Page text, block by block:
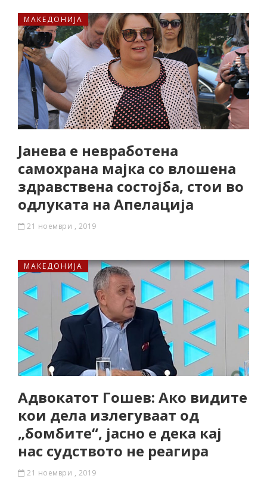
МАКЕДОНИЈА
Јанева е невработена
самохрана мајка со влошена
здравствена состојба, стои во
одлуката на Апелација
21 ноември , 2019
МАКЕДОНИЈА
Адвокатот Гошев: Ако видите
кои дела излегуваат од
„бомбите“, јасно е дека кај
нас судството не реагира
21 ноември , 2019